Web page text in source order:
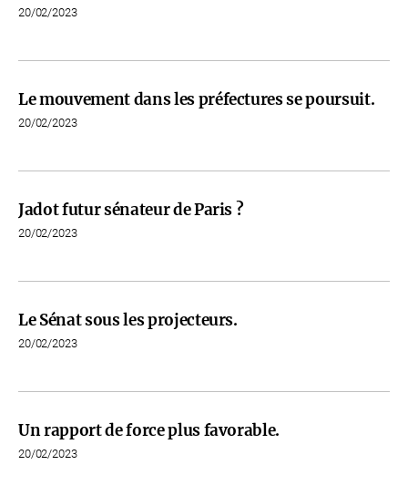
20/02/2023
Le mouvement dans les préfectures se poursuit.
20/02/2023
Jadot futur sénateur de Paris ?
20/02/2023
Le Sénat sous les projecteurs.
20/02/2023
Un rapport de force plus favorable.
20/02/2023